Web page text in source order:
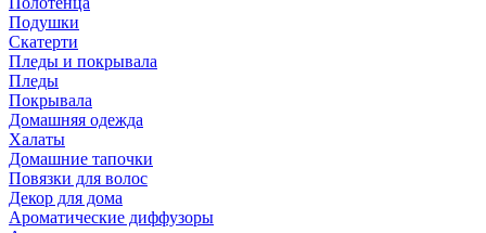
Подушки
Скатерти
Пледы и покрывала
Пледы
Покрывала
Домашняя одежда
Халаты
Домашние тапочки
Повязки для волос
Декор для дома
Ароматические диффузоры